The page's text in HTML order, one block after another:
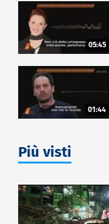
05:45
01:44
Più visti